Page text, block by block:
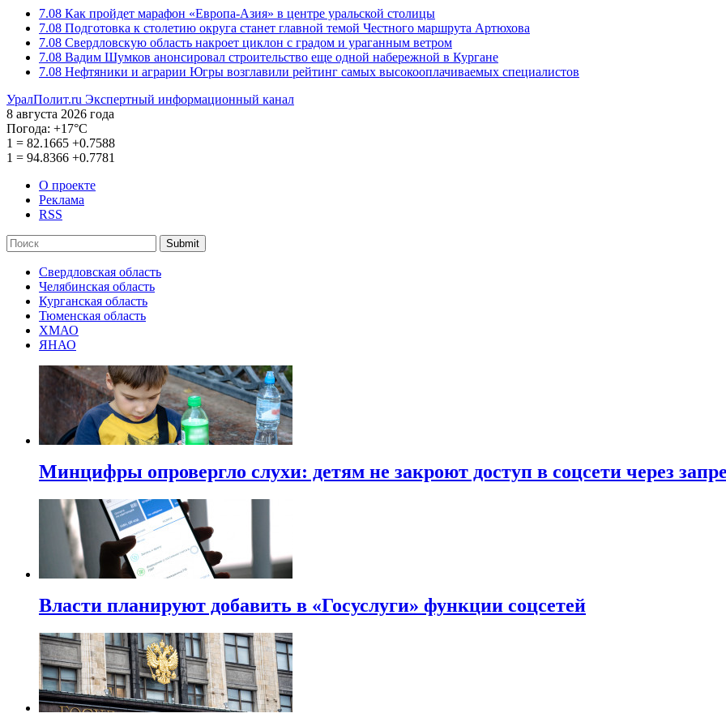
7.08 Как пройдет марафон «Европа-Азия» в центре уральской столицы
7.08 Подготовка к столетию округа станет главной темой Честного маршрута Артюхова
7.08 Свердловскую область накроет циклон с градом и ураганным ветром
7.08 Вадим Шумков анонсировал строительство еще одной набережной в Кургане
7.08 Нефтяники и аграрии Югры возглавили рейтинг самых высокооплачиваемых специалистов
УралПолит.ru Экспертный информационный канал
8 августа 2026 года
Погода: +17°С
1 = 82.1665 +0.7588
1 = 94.8366 +0.7781
О проекте
Реклама
RSS
Submit
Свердловская область
Челябинская область
Курганская область
Тюменская область
ХМАО
ЯНАО
Минцифры опровергло слухи: детям не закроют доступ в соцсети через
Власти планируют добавить в «Госуслуги» функции соцсетей